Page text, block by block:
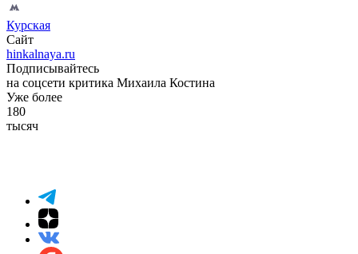
Курская
Сайт
hinkalnaya.ru
Подписывайтесь
на соцсети критика Михаила Костина
Уже более
180
тысяч